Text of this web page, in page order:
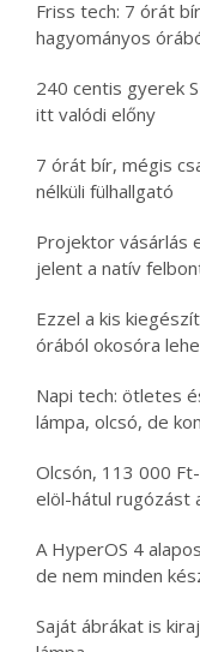
Friss tech: 7 órát
hagyományos
240 centis gyerek
itt valódi előny
7 órát bír, mégis
nélküli fülhallgató
Projektor vásárlás
jelent a natív
Ezzel a kis
órából okosóra
Napi tech: ötletes
lámpa, olcsó, de
Olcsón, 113 000
elöl-hátul rugózást
A HyperOS 4
de nem minden
Saját ábrákat is